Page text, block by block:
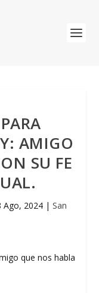
AMIGO
SU FE
Ago, 2024 | San